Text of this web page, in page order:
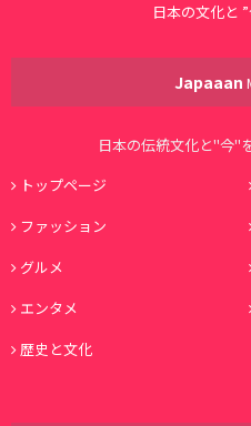
日本の文化と
Japaaan
日本の伝統文化と"今"
トップページ
ファッション
グルメ
エンタメ
歴史と文化